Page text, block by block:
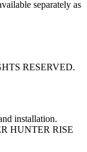
separately as
RESERVED.
installation.
HUNTER RISE